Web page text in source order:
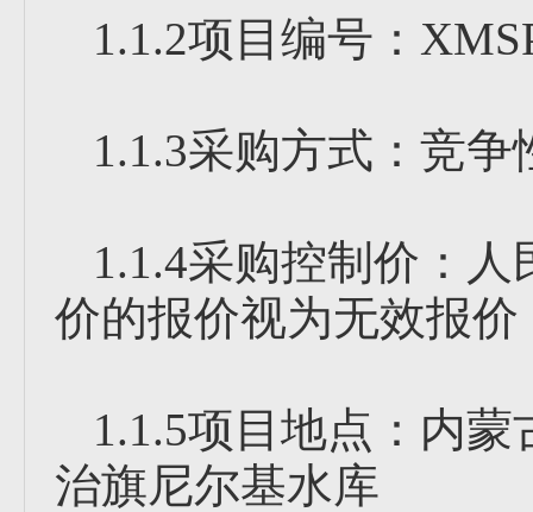
1.1.2项目编号：
1.1.3采购方式：竞争
1.1.4采购控制价：人
价的报价视为无效报价
1.1.5项目地点：内
治旗尼尔基水库